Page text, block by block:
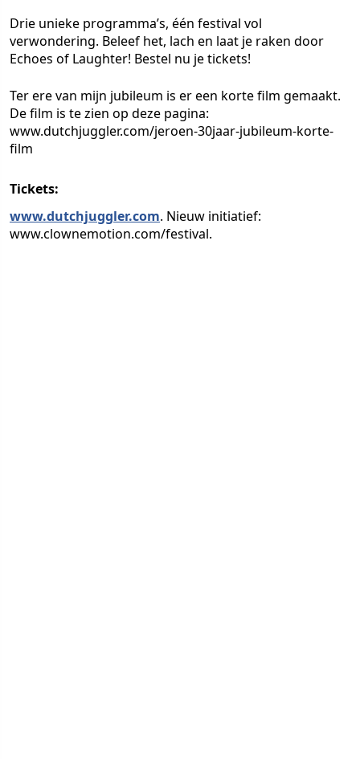
Drie unieke programma’s, één festival vol
verwondering. Beleef het, lach en laat je raken door
Echoes of Laughter! Bestel nu je tickets!
Ter ere van mijn jubileum is er een korte film gemaakt.
De film is te zien op deze pagina:
www.dutchjuggler.com/jeroen-30jaar-jubileum-korte-
film
Tickets:
www.dutchjuggler.com. Nieuw initiatief:
www.clownemotion.com/festival.